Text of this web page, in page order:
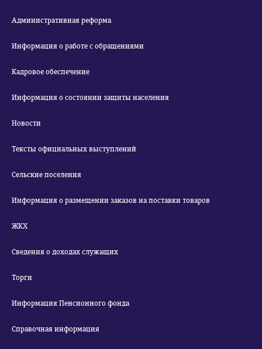
Административная реформа
Информация о работе с обращениями
Кадровое обеспечение
Информация о состоянии защиты населения
Новости
Тексты официальных выступлений
Сельские поселения
Информация о размещении заказов на поставки товаров
ЖКХ
Сведения о доходах служащих
Торги
Информация Пенсионного фонда
Справочная информация